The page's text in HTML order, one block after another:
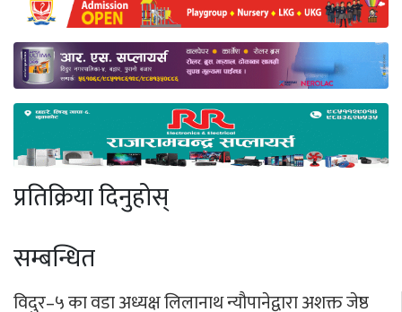
प्रतिक्रिया दिनुहोस्
सम्बन्धित
विदुर–५ का वडा अध्यक्ष लिलानाथ न्यौपानेद्वारा अशक्त जेष्ठ